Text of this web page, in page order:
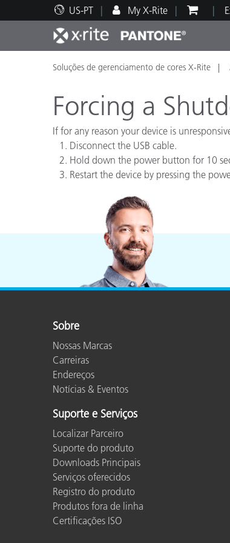
US-PT My X-Rite
Principais produtos
Impressão e Embalagem
Automotiva
Plásticos
Suporte Técnico
Recursos Educacionais
Soluções de gerenciamento de cores X-Rite
Forcing a
If for any reason your device is
Disconnect the USB cable.
Hold down the power button for 10
Restart the device by pressing the
Sobre
Nossas Marcas
Carreiras
Endereços
Notícias & Eventos
Suporte e Serviços
Localizar Parceiro
Suporte do produto
Downloads Principais
Serviços oferecidos
Registro do produto
Produtos fora de linha
Certificações ISO